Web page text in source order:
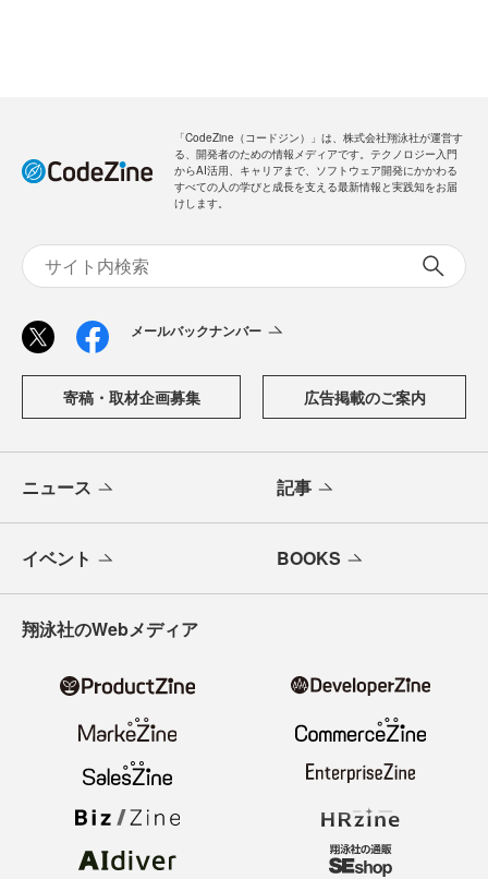
「CodeZine（コードジン）」は、株式会社翔泳社が運営す
る、開発者のための情報メディアです。テクノロジー入門
からAI活用、キャリアまで、ソフトウェア開発にかかわる
すべての人の学びと成長を支える最新情報と実践知をお届
けします。
メールバックナンバー
寄稿・取材企画募集 広告掲載のご案内
ニュース 記事
イベント BOOKS
翔泳社のWebメディア